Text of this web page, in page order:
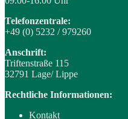
Telefonzentrale:
+49 (0) 5232 / 979260
Anschrift:
Triftenstraße 115
32791 Lage/ Lippe
Rechtliche Informationen:
Kontakt